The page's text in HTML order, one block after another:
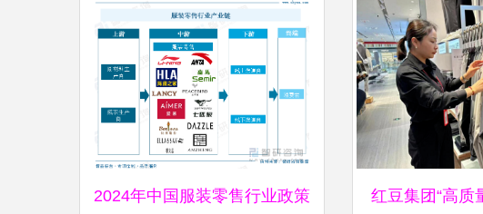
2024年中国服装零售行业政策 红豆集团“高质